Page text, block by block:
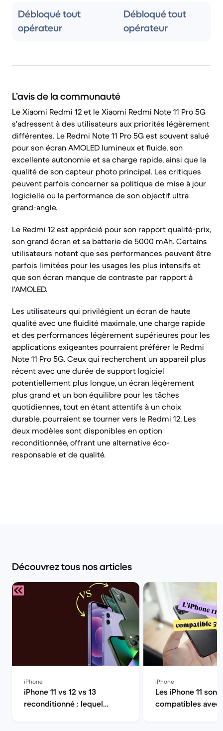
Débloqué tout
opérateur
Débloqué tout
opérateur
L’avis de la communauté
Le Xiaomi Redmi 12 et le Xiaomi Redmi Note 11 Pro 5G
s'adressent à des utilisateurs aux priorités légèrement
différentes. Le Redmi Note 11 Pro 5G est souvent salué
pour son écran AMOLED lumineux et fluide, son
excellente autonomie et sa charge rapide, ainsi que la
qualité de son capteur photo principal. Les critiques
peuvent parfois concerner sa politique de mise à jour
logicielle ou la performance de son objectif ultra
grand-angle.
Le Redmi 12 est apprécié pour son rapport qualité-prix,
son grand écran et sa batterie de 5000 mAh. Certains
utilisateurs notent que ses performances peuvent être
parfois limitées pour les usages les plus intensifs et
que son écran manque de contraste par rapport à
l'AMOLED.
Les utilisateurs qui privilégient un écran de haute
qualité avec une fluidité maximale, une charge rapide
et des performances légèrement supérieures pour les
applications exigeantes pourraient préférer le Redmi
Note 11 Pro 5G. Ceux qui recherchent un appareil plus
récent avec une durée de support logiciel
potentiellement plus longue, un écran légèrement
plus grand et un bon équilibre pour les tâches
quotidiennes, tout en étant attentifs à un choix
durable, pourraient se tourner vers le Redmi 12. Les
deux modèles sont disponibles en option
reconditionnée, offrant une alternative éco-
responsable et de qualité.
Découvrez tous nos articles
iPhone
iPhone 11 vs 12 vs 13
reconditionné : lequel
iPhone
Les iPhone 11
compatibles avec